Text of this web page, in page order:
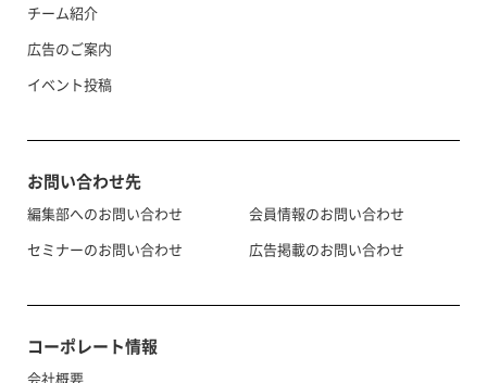
チーム紹介
広告のご案内
イベント投稿
お問い合わせ先
編集部へのお問い合わせ
セミナーのお問い合わせ
会員情報のお問い合わせ
広告掲載のお問い合わせ
コーポレート情報
会社概要